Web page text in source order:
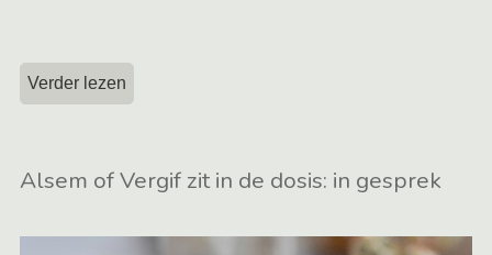
Verder lezen
Alsem of Vergif zit in de dosis: in gesprek